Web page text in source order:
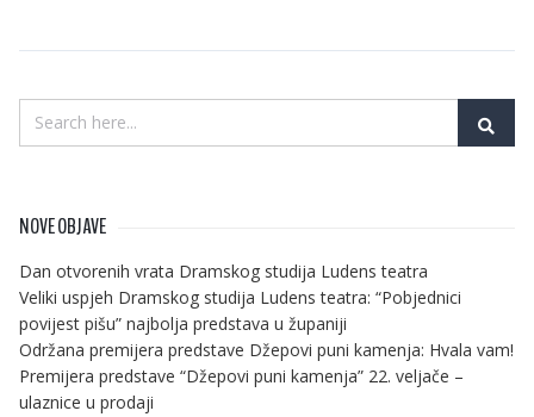
NOVE OBJAVE
Dan otvorenih vrata Dramskog studija Ludens teatra
Veliki uspjeh Dramskog studija Ludens teatra: “Pobjednici
povijest pišu” najbolja predstava u županiji
Održana premijera predstave Džepovi puni kamenja: Hvala vam!
Premijera predstave “Džepovi puni kamenja” 22. veljače –
ulaznice u prodaji